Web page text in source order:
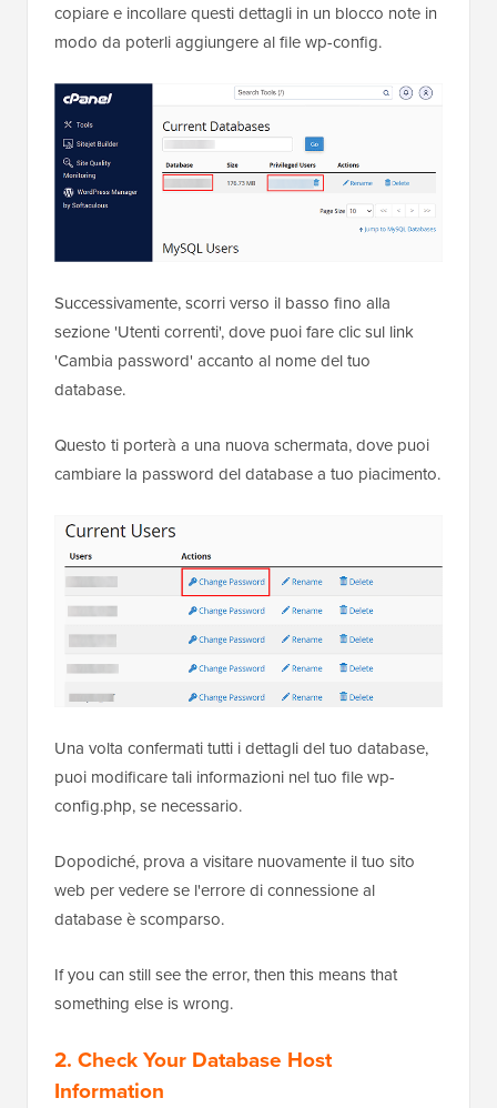
copiare e incollare questi dettagli in un blocco note in
modo da poterli aggiungere al file wp-config.
Successivamente, scorri verso il basso fino alla
sezione 'Utenti correnti', dove puoi fare clic sul link
'Cambia password' accanto al nome del tuo
database.
Questo ti porterà a una nuova schermata, dove puoi
cambiare la password del database a tuo piacimento.
Una volta confermati tutti i dettagli del tuo database,
puoi modificare tali informazioni nel tuo file wp-
config.php, se necessario.
Dopodiché, prova a visitare nuovamente il tuo sito
web per vedere se l'errore di connessione al
database è scomparso.
If you can still see the error, then this means that
something else is wrong.
2. Check Your Database Host
Information